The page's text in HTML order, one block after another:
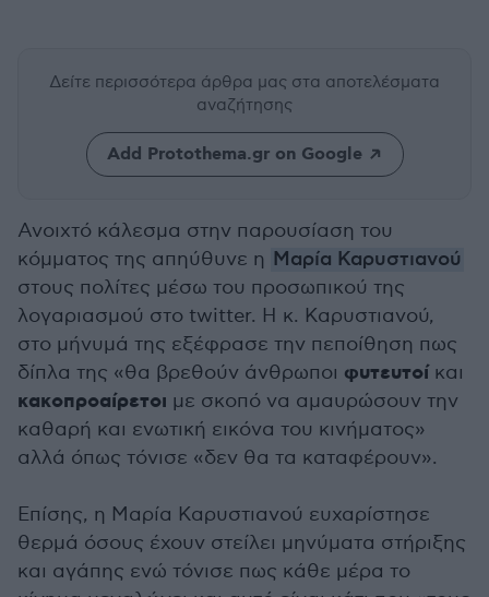
Δείτε περισσότερα άρθρα μας στα αποτελέσματα
αναζήτησης
Add Protothema.gr on Google
Ανοιχτό κάλεσμα στην παρουσίαση του
κόμματος της απηύθυνε η Μαρία Καρυστιανού
στους πολίτες μέσω του προσωπικού της
λογαριασμού στο twitter. Η κ. Καρυστιανού,
στο μήνυμά της εξέφρασε την πεποίθηση πως
δίπλα της «θα βρεθούν άνθρωποι φυτευτοίκαι
κακοπροαίρετοι με σκοπό να αμαυρώσουν την
καθαρή και ενωτική εικόνα του κινήματος»
αλλά όπως τόνισε «δεν θα τα καταφέρουν».
Επίσης, η Μαρία Καρυστιανού ευχαρίστησε
θερμά όσους έχουν στείλει μηνύματα στήριξης
και αγάπης ενώ τόνισε πως κάθε μέρα το